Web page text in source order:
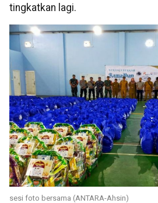
tingkatkan lagi.
sesi foto bersama (ANTARA-Ahsin)